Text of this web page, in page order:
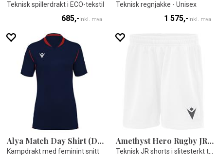
Teknisk spillerdrakt i ECO-tekstil
685,-Inkl. mva
Teknisk regnjakke - Unisex
1 575,-Inkl. mva
Alya Match Day Shirt (Dame)
Kampdrakt med feminint snitt
Amethyst Hero Rugby JR Shorts